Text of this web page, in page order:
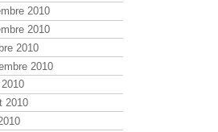
2010
2010
2010
2010
2010